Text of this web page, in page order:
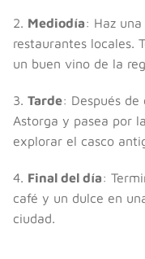
2. Mediodía: Haz
restaurantes locales.
un buen vino de la
3. Tarde: Después
Astorga y pasea por
explorar el casco
4. Final del día:
café y un dulce en
ciudad.